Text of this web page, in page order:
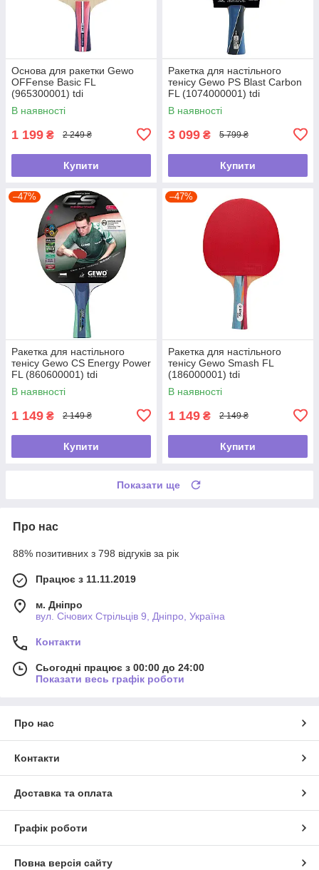
Основа для ракетки Gewo
OFFense Basic FL
(965300001) tdi
В наявності
1 199 ₴ 2 249 ₴
Купити
Ракетка для настільного
тенісу Gewo PS Blast Carbon
FL (1074000001) tdi
В наявності
3 099 ₴ 5 799 ₴
Купити
–47%
Ракетка для настільного
тенісу Gewo CS Energy Power
FL (860600001) tdi
В наявності
1 149 ₴ 2 149 ₴
Купити
–47%
Ракетка для настільного
тенісу Gewo Smash FL
(186000001) tdi
В наявності
1 149 ₴ 2 149 ₴
Купити
Показати ще
Про нас
88% позитивних з 798 відгуків за рік
Працює з 11.11.2019
м. Дніпро
вул. Січових Стрільців 9, Дніпро, Україна
Контакти
Сьогодні працює з 00:00 до 24:00
Показати весь графік роботи
Про нас
Контакти
Доставка та оплата
Графік роботи
Повна версія сайту